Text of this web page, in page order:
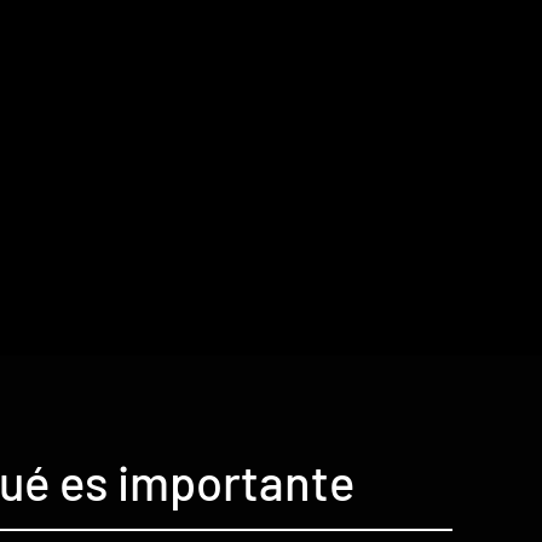
es importante